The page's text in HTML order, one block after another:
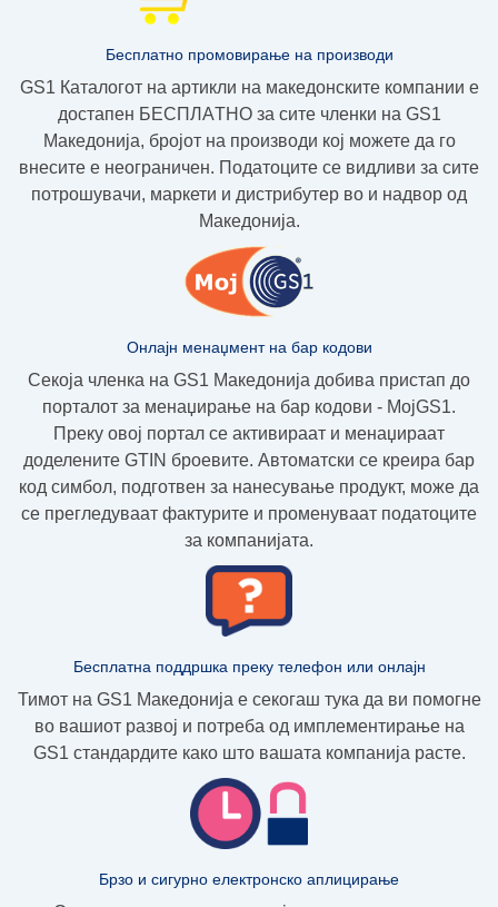
Бесплатно промовирање на производи
GS1 Каталогот на артикли на македонските компании е
достапен БЕСПЛAТНОза сите членки на GS1
Македoнија, бројот на производи кој можете да го
внесите е неограничен. Податоците се видливи за сите
потрошувачи, маркети и дистрибутер во и надвор од
Македонија.
Онлајн менаџмент на бар кодови
Секоја членка на GS1 Македонија добива пристап до
порталот за менаџирање на бар кодови - МојGS1.
Преку овој портал се активираат и менаџираат
доделените GTIN броевите. Автоматски се креира бар
код симбол, подготвен за нанесување продукт, може да
се прегледуваат фактурите и променуваат податоците
за компанијата.
Бесплатна поддршка преку телефон или онлајн
Тимот на GS1 Македонија е секогаш тука да ви помогне
во вашиот развој и потреба од имплементирање на
GS1 стандардите како што вашата компанија расте.
Брзо и сигурно електронско аплицирање